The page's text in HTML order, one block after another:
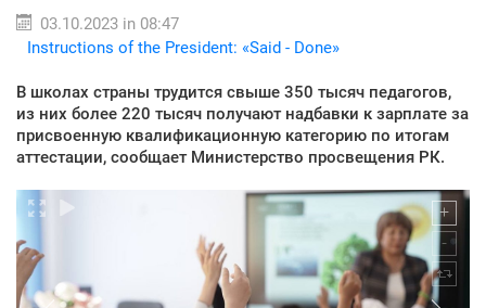
03.10.2023 in 08:47
Instructions of the President: «Said - Done»
В школах страны трудится свыше 350 тысяч педагогов,
из них более 220 тысяч получают надбавки к зарплате за
присвоенную квалификационную категорию по итогам
аттестации, сообщает Министерство просвещения РК.